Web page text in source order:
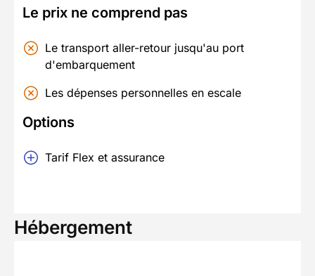
Le prix ne comprend pas
Le transport aller-retour jusqu'au port
d'embarquement
Les dépenses personnelles en escale
Options
Tarif Flex et assurance
Hébergement